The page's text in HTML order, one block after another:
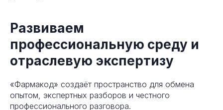
Развиваем
профессиональную среду и
отраслевую экспертизу
«Фармакод» создаёт пространство для обмена
опытом, экспертных разборов и честного
профессионального разговора.